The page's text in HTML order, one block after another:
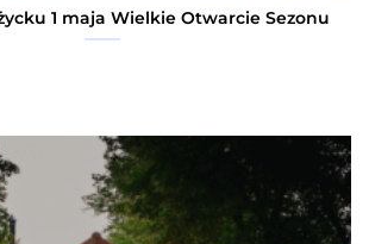
1 maja Wielkie Otwarcie Sezonu